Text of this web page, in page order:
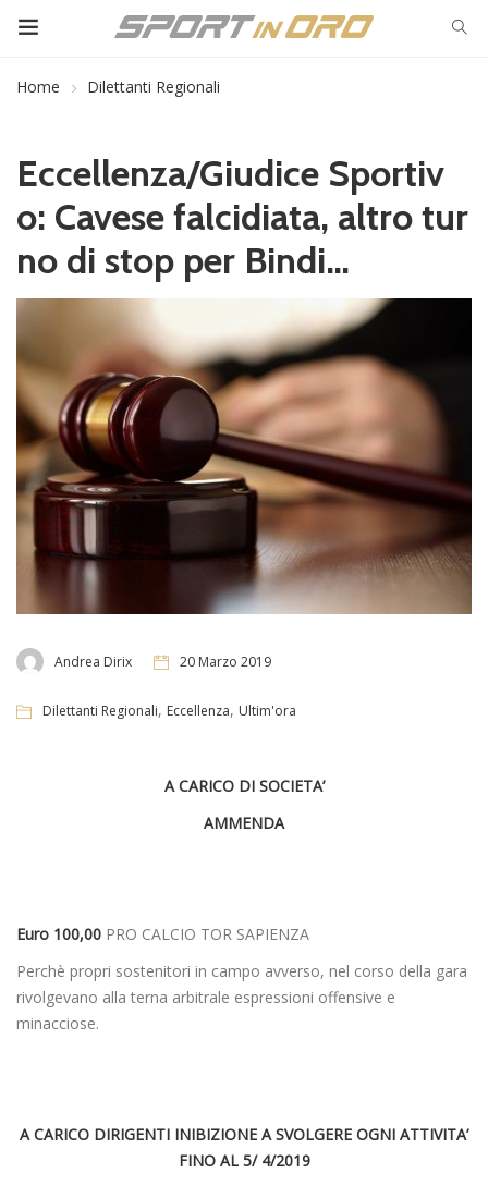
Home Dilettanti Regionali
Eccellenza/Giudice Sportiv
o: Cavese falcidiata, altro tur
no di stop per Bindi…
Andrea Dirix 20 Marzo 2019
Dilettanti Regionali, Eccellenza, Ultim'ora
A CARICO DI SOCIETA’
AMMENDA
Euro 100,00 PRO CALCIO TOR SAPIENZA
Perchè propri sostenitori in campo avverso, nel corso della gara
rivolgevano alla terna arbitrale espressioni offensive e
minacciose.
A CARICO DIRIGENTI INIBIZIONE A SVOLGERE OGNI ATTIVITA’
FINO AL 5/ 4/2019